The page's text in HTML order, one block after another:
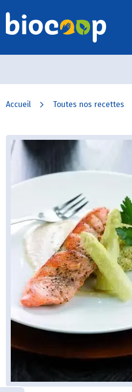
Accueil Toutes nos recettes